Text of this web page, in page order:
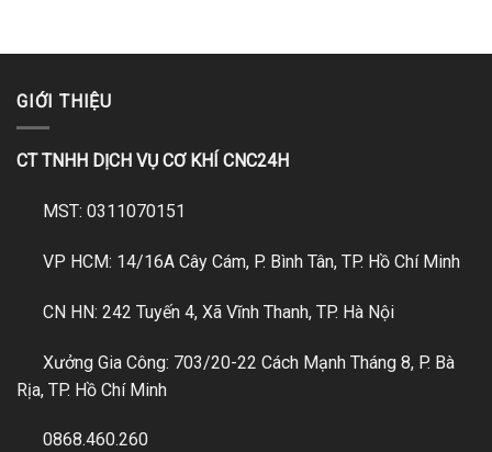
GIỚI THIỆU
CT TNHH DỊCH VỤ CƠ KHÍ CNC24H
MST: 0311070151
VP HCM: 14/16A Cây Cám, P. Bình Tân, TP. Hồ Chí Minh
CN HN: 242 Tuyến 4, Xã Vĩnh Thanh, TP. Hà Nội
Xưởng Gia Công: 703/20-22 Cách Mạnh Tháng 8, P. Bà
Rịa, TP. Hồ Chí Minh
0868.460.260